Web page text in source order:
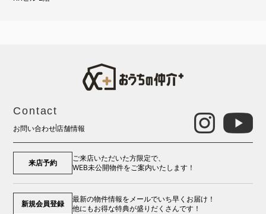
Contact
お問い合わせ店舗情報
来店予約
ご来店いただいた方限定で、
WEB未公開物件をご案内いたします！
新規会員登録
最新の物件情報をメールでいち早くお届け！
他にもお得な特典が盛りだくさんです！